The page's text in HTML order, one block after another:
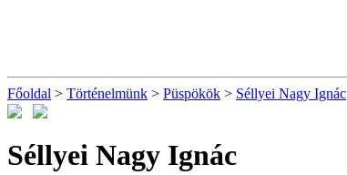
Főoldal > Történelmünk > Püspökök > Séllyei Nagy Ignác
Séllyei Nagy Ignác